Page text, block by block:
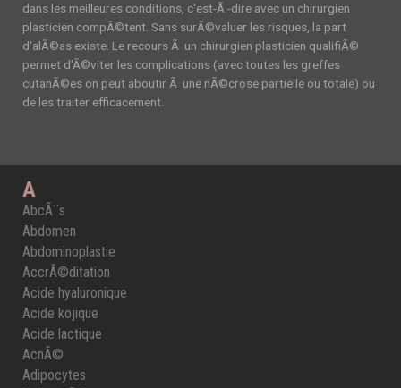
dans les meilleures conditions, c'est-Ã -dire avec un chirurgien
plasticien compÃ©tent. Sans surÃ©valuer les risques, la part
d'alÃ©as existe. Le recours Ã un chirurgien plasticien qualifiÃ©
permet d'Ã©viter les complications (avec toutes les greffes
cutanÃ©es on peut aboutir Ã une nÃ©crose partielle ou totale) ou
de les traiter efficacement.
A
AbcÃ¨s
Abdomen
Abdominoplastie
AccrÃ©ditation
Acide hyaluronique
Acide kojique
Acide lactique
AcnÃ©
Adipocytes